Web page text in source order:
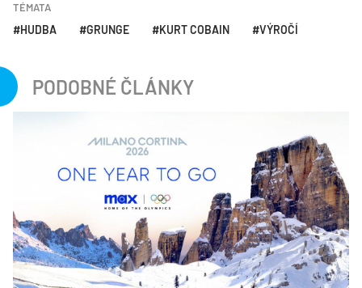
TÉMATA
HUDBA GRUNGE KURT COBAIN VÝROČÍ
PODOBNÉ ČLÁNKY